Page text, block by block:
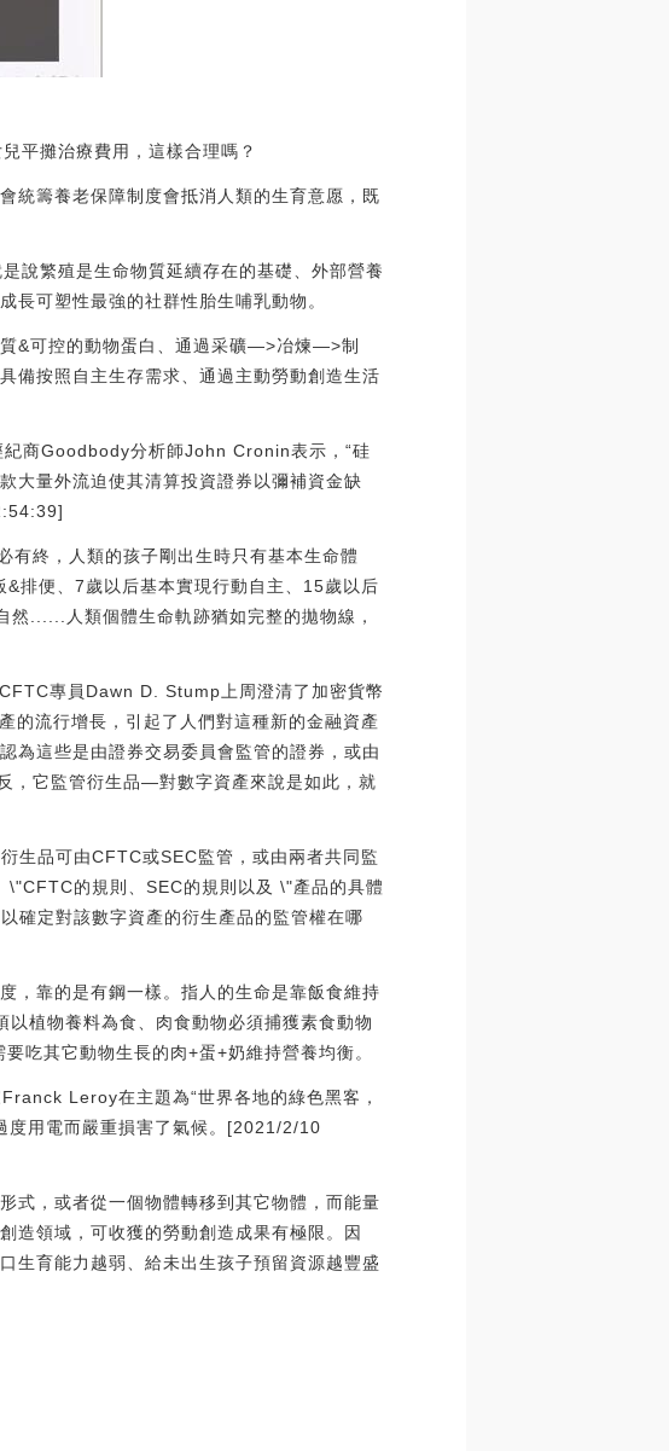
平攤治療費用，這樣合理嗎？
統籌養老保障制度會抵消人類的生育意愿，既
說繁殖是生命物質延續存在的基礎、外部營養
長可塑性最強的社群性胎生哺乳動物。
&可控的動物蛋白、通過采礦—>冶煉—>制
備按照自主生存需求、通過主動勞動創造生活
商Goodbody分析師John Cronin表示，“硅
大量外流迫使其清算投資證券以彌補資金缺
有終，人類的孩子剛出生時只有基本生命體
排便、7歲以后基本實現行動自主、15歲以后
......人類個體生命軌跡猶如完整的拋物線，
專員Dawn D. Stump上周澄清了加密貨幣
的流行增長，引起了人們對這種新的金融資產
為這些是由證券交易委員會監管的證券，或由
，它監管衍生品—對數字資產來說是如此，就
生品可由CFTC或SEC監管，或由兩者共同監
的規則、SEC的規則以及 \"產品的具體
確定對該數字資產的衍生產品的監管權在哪
，靠的是有鋼一樣。指人的生命是靠飯食維持
植物養料為食、肉食動物必須捕獲素食動物
吃其它動物生長的肉+蛋+奶維持營養均衡。
Leroy在主題為“世界各地的綠色黑客，
度用電而嚴重損害了氣候。[2021/2/10
式，或者從一個物體轉移到其它物體，而能量
造領域，可收獲的勞動創造成果有極限。因
生育能力越弱、給未出生孩子預留資源越豐盛